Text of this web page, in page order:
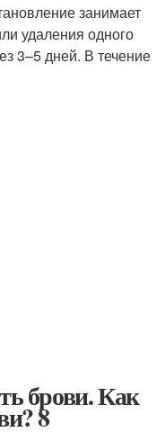
занимает
удаления одного
3–5 дней. В течение
брови. Как
8